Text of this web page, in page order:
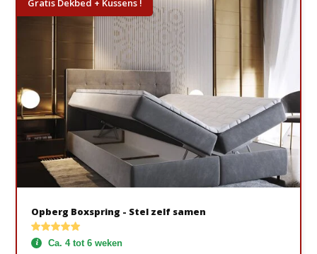
Gratis Dekbed + Kussens !
Opberg Boxspring - Stel zelf samen
Ca. 4 tot 6 weken